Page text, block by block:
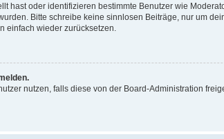
oder identifizieren bestimmte Benutzer wie
Bitte schreibe keine sinnlosen Beiträge, nur um
einfach wieder zurücksetzen.
nutzen, falls diese von der Board-Administration